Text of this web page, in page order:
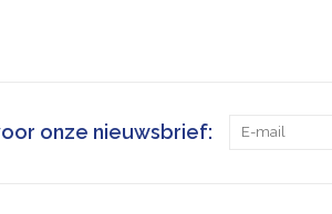
onze nieuwsbrief: